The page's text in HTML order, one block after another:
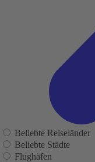
Beliebte Reiseländer
Beliebte Städte
Flughäfen